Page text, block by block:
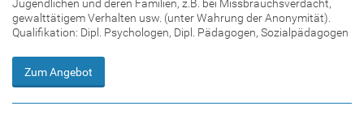
Jugendlichen und deren Familien, z.B. bei Missbrauchsverdacht,
gewalttätigem Verhalten usw. (unter Wahrung der Anonymität).
Qualifikation: Dipl. Psychologen, Dipl. Pädagogen, Sozialpädagogen
Zum Angebot